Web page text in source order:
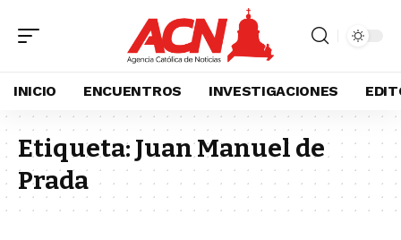
INICIO ENCUENTROS INVESTIGACIONES
Etiqueta: Juan Manuel de
Prada